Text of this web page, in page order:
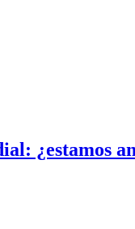
¿estamos